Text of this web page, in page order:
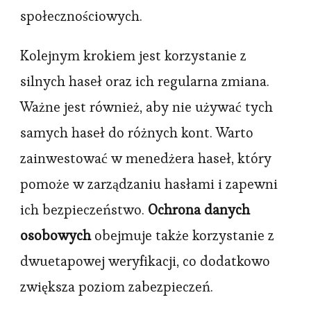
społecznościowych.
Kolejnym krokiem jest korzystanie z
silnych haseł oraz ich regularna zmiana.
Ważne jest również, aby nie używać tych
samych haseł do różnych kont. Warto
zainwestować w menedżera haseł, który
pomoże w zarządzaniu hasłami i zapewni
ich bezpieczeństwo. Ochrona danych
osobowychobejmuje także korzystanie z
dwuetapowej weryfikacji, co dodatkowo
zwiększa poziom zabezpieczeń.